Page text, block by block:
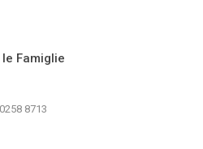
Famiglie
8713